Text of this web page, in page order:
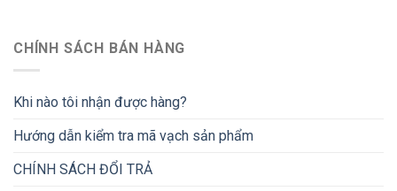
CHÍNH SÁCH BÁN HÀNG
Khi nào tôi nhận được hàng?
Hướng dẫn kiểm tra mã vạch sản phẩm
CHÍNH SÁCH ĐỔI TRẢ